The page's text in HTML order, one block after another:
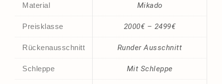
Material Mikado
Preisklasse 2000€ – 2499€
Rückenausschnitt Runder Ausschnitt
Schleppe Mit Schleppe